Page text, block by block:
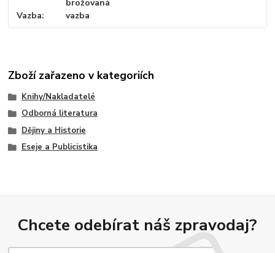
Vazba
brožovaná
vazba
Zboží zařazeno v kategoriích
Knihy/Nakladatelé
Odborná literatura
Dějiny a Historie
Eseje a Publicistika
Chcete odebírat náš zpravodaj?